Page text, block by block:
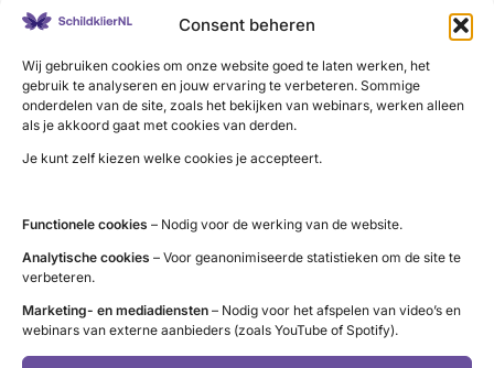
Consent beheren
Wij gebruiken cookies om onze website goed te laten werken, het
gebruik te analyseren en jouw ervaring te verbeteren. Sommige
onderdelen van de site, zoals het bekijken van webinars, werken alleen
als je akkoord gaat met cookies van derden.
Je kunt zelf kiezen welke cookies je accepteert.
Functionele cookies – Nodig voor de werking van de website.
Analytische cookies – Voor geanonimiseerde statistieken om de site te
verbeteren.
Marketing- en mediadiensten – Nodig voor het afspelen van video’s en
webinars van externe aanbieders (zoals YouTube of Spotify).
recurrent pregnancy loss and normal thyroid function.
Meer lezen bij The Lancet
LinkedIn
X YouTube
Instagram
Facebook
Contact